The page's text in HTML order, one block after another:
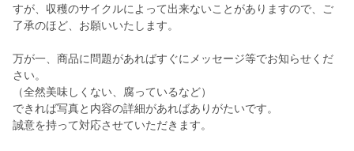
すが、収穫のサイクルによって出来ないことがありますので、ご
了承のほど、お願いいたします。
万が一、商品に問題があればすぐにメッセージ等でお知らせくだ
さい。
（全然美味しくない、腐っているなど）
できれば写真と内容の詳細があればありがたいです。
誠意を持って対応させていただきます。